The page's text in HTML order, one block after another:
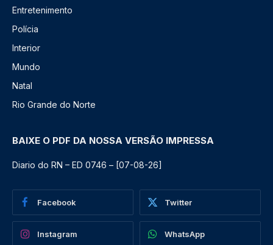
Entretenimento
Polícia
Interior
Mundo
Natal
Rio Grande do Norte
BAIXE O PDF DA NOSSA VERSÃO IMPRESSA
Diario do RN – ED 0746 – [07-08-26]
Facebook Twitter
Instagram WhatsApp